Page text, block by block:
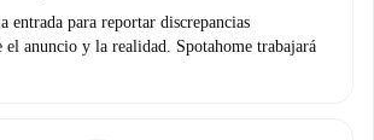
entrada para reportar discrepancias
el anuncio y la realidad. Spotahome trabajará